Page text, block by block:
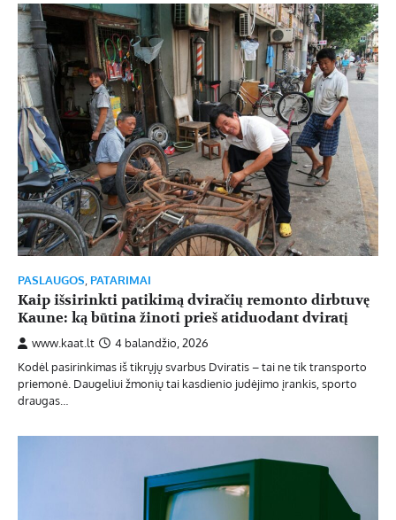
PASLAUGOS, PATARIMAI
Kaip išsirinkti patikimą dviračių remonto dirbtuvę
Kaune: ką būtina žinoti prieš atiduodant dviratį
www.kaat.lt
4 balandžio, 2026
Kodėl pasirinkimas iš tikrųjų svarbus Dviratis – tai ne tik transporto
priemonė. Daugeliui žmonių tai kasdienio judėjimo įrankis, sporto
draugas…